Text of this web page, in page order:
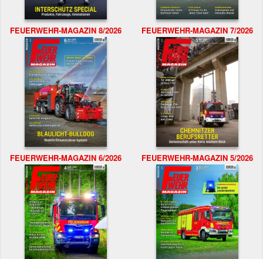
FEUERWEHR-MAGAZIN 8/2026 FEUERWEHR-MAGAZIN 7/2026
FEUERWEHR-MAGAZIN 6/2026 FEUERWEHR-MAGAZIN 5/2026